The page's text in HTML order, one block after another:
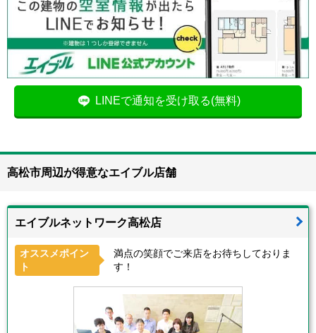
LINEで通知を受け取る(無料)
高松市周辺が得意なエイブル店舗
エイブルネットワーク高松店
オススメポイン
ト
満点の笑顔でご来店をお待ちしておりま
す！